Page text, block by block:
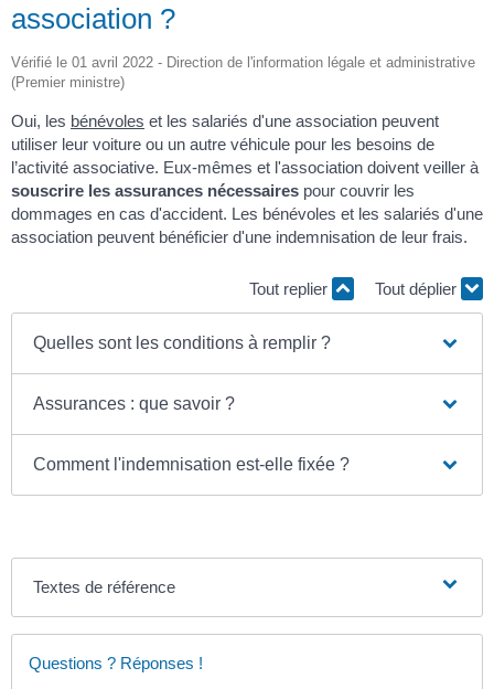
association ?
Vérifié le 01 avril 2022 - Direction de l'information légale et administrative
(Premier ministre)
Oui, les bénévoles et les salariés d'une association peuvent
utiliser leur voiture ou un autre véhicule pour les besoins de
l’activité associative. Eux-mêmes et l'association doivent veiller à
souscrire les assurances nécessaires pour couvrir les
dommages en cas d'accident. Les bénévoles et les salariés d'une
association peuvent bénéficier d'une indemnisation de leur frais.
Tout replier Tout déplier
Quelles sont les conditions à remplir ?
Assurances : que savoir ?
Comment l'indemnisation est-elle fixée ?
Textes de référence
Questions ? Réponses !